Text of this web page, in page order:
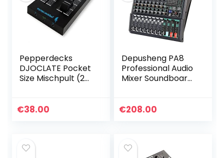
Pepperdecks
DJOCLATE Pocket
Size Mischpult (2
€38.00
Depusheng PA8
Professional Audio
Mixer Soundboard
8 Channel Digital
€208.00